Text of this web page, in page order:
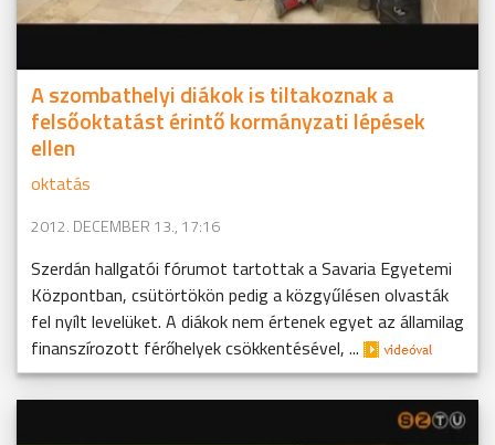
A szombathelyi diákok is tiltakoznak a
felsőoktatást érintő kormányzati lépések
ellen
oktatás
2012. DECEMBER 13., 17:16
Szerdán hallgatói fórumot tartottak a Savaria Egyetemi
Központban, csütörtökön pedig a közgyűlésen olvasták
fel nyílt levelüket. A diákok nem értenek egyet az államilag
finanszírozott férőhelyek csökkentésével, ...